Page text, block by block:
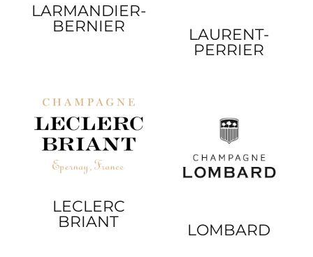
LARMANDIER-
BERNIER
LAURENT-
PERRIER
LECLERC
BRIANT
LOMBARD